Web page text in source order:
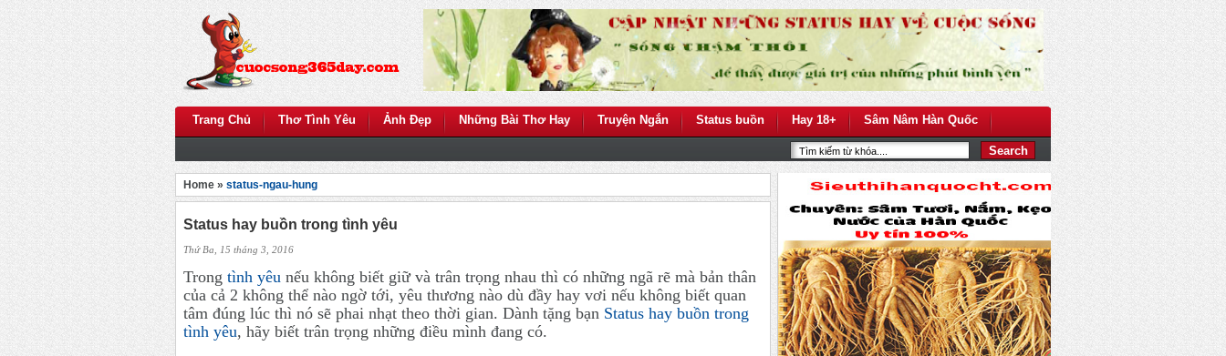
Trang Chủ Thơ Tình Yêu Ảnh Đẹp Những Bài Thơ Hay Truyện Ngắn Status buồn Hay 18+ Sâm Nâm Hàn Quốc
Home » status-ngau-hung
Status hay buồn trong tình yêu
Thứ Ba, 15 tháng 3, 2016
Trong tình yêu nếu không biết giữ và trân trọng nhau thì có những ngã rẽ mà bản thân
của cả 2 không thể nào ngờ tới, yêu thương nào dù đầy hay vơi nếu không biết quan
tâm đúng lúc thì nó sẽ phai nhạt theo thời gian. Dành tặng bạn Status hay buồn trong
tình yêu, hãy biết trân trọng những điều mình đang có.